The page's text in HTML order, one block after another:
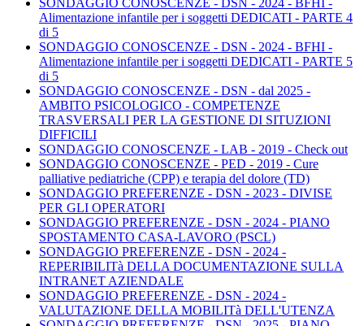
SONDAGGIO CONOSCENZE - DSN - 2024 - BFHI -
Alimentazione infantile per i soggetti DEDICATI - PARTE 4
di 5
SONDAGGIO CONOSCENZE - DSN - 2024 - BFHI -
Alimentazione infantile per i soggetti DEDICATI - PARTE 5
di 5
SONDAGGIO CONOSCENZE - DSN - dal 2025 -
AMBITO PSICOLOGICO - COMPETENZE
TRASVERSALI PER LA GESTIONE DI SITUZIONI
DIFFICILI
SONDAGGIO CONOSCENZE - LAB - 2019 - Check out
SONDAGGIO CONOSCENZE - PED - 2019 - Cure
palliative pediatriche (CPP) e terapia del dolore (TD)
SONDAGGIO PREFERENZE - DSN - 2023 - DIVISE
PER GLI OPERATORI
SONDAGGIO PREFERENZE - DSN - 2024 - PIANO
SPOSTAMENTO CASA-LAVORO (PSCL)
SONDAGGIO PREFERENZE - DSN - 2024 -
REPERIBILITà DELLA DOCUMENTAZIONE SULLA
INTRANET AZIENDALE
SONDAGGIO PREFERENZE - DSN - 2024 -
VALUTAZIONE DELLA MOBILITà DELL'UTENZA